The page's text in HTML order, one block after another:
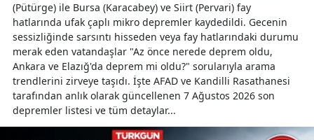
(Pütürge) ile Bursa (Karacabey) ve Siirt (Pervari) fay
hatlarında ufak çaplı mikro depremler kaydedildi. Gecenin
sessizliğinde sarsıntı hisseden veya fay hatlarındaki durumu
merak eden vatandaşlar "Az önce nerede deprem oldu,
Ankara ve Elazığ'da deprem mi oldu?" sorularıyla arama
trendlerini zirveye taşıdı. İşte AFAD ve Kandilli Rasathanesi
tarafından anlık olarak güncellenen 7 Ağustos 2026 son
depremler listesi ve tüm detaylar...